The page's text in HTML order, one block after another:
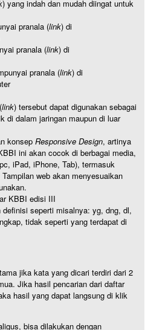
) yang indah dan mudah diingat untuk
pranala (link) di
pranala (link) di
pranala (link) di
link) tersebut dapat digunakan sebagai
di dalam jaringan maupun di luar
konsep Responsive Design, artinya
ini akan cocok di berbagai media,
iPad, iPhone, Tab), termasuk
web akan menyesuaikan
KBBI edisi III
seperti misalnya: yg, dng, dl,
tidak seperti yang terdapat di
jika kata yang dicari terdiri dari 2
Jika hasil pencarian dari daftar
hasil yang dapat langsung di klik
bisa dilakukan dengan